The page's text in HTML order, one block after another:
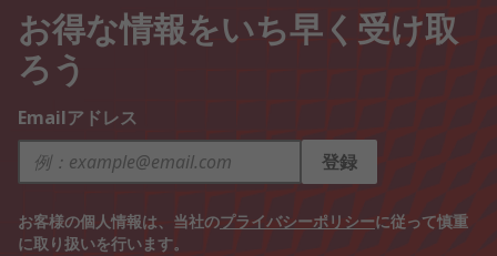
お得な情報をいち早く受け取
ろう
Emailアドレス
登録
お客様の個人情報は、当社のプライバシーポリシーに従って慎重
に取り扱いを行います。